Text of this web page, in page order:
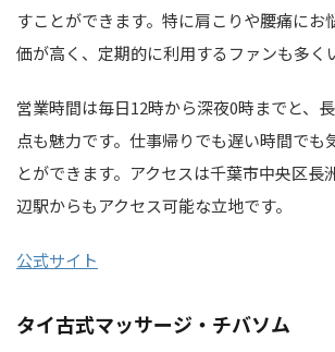
すことができます。特に肩こりや腰痛にお
価が高く、定期的に利用するファンも多く
営業時間は毎日12時から深夜0時までと、
点も魅力です。仕事帰りでも遅い時間でも
とができます。アクセスは千葉市中央区長
辺駅からもアクセス可能な立地です。
公式サイト
タイ古式マッサージ・チバソム